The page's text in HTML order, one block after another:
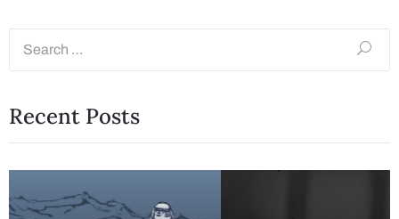
Recent Posts